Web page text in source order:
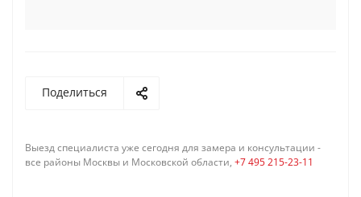
Поделиться
Выезд специалиста уже сегодня для замера и консультации -
все районы Москвы и Московской области, +7 495 215-23-11